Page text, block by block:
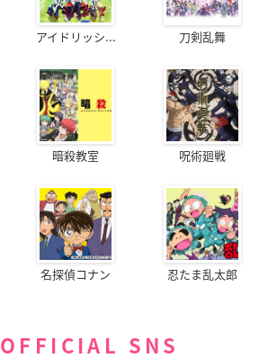
アイドリッシ... 刀剣乱舞
暗殺教室 呪術廻戦
名探偵コナン 忍たま乱太郎
OFFICIAL SNS